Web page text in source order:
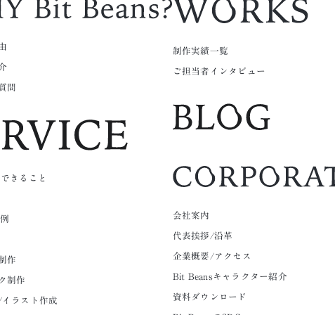
問
きること
作
制作
ラスト作成
制作実績一覧
ご担当者インタビュー
会社案内
代表挨拶/沿革
企業概要/アクセス
Bit Beansキャラクター紹介
資料ダウンロード